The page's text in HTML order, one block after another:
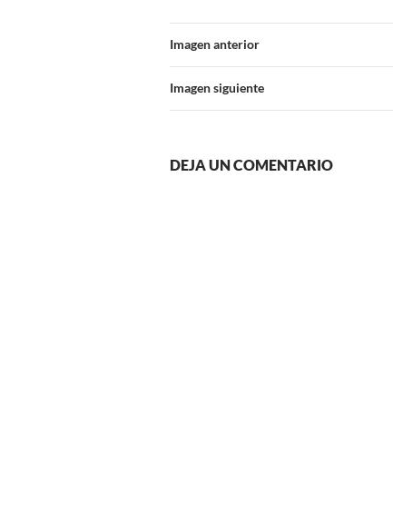
Imagen anterior
Imagen siguiente
DEJA UN COMENTARIO